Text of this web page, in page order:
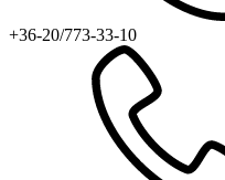
+36-20/773-33-10